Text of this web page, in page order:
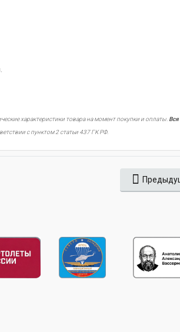
характеристики товара на момент покупки и оплаты.
с пунктом 2 статьи 437 ГК РФ.